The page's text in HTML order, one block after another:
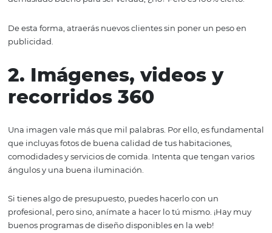
Google Maps ! ¿Cómo? Creando una cuenta en
determinada zona, tu hotel aparezca en los resultados.
demasiado bueno para ser verdad, ¿no? Pero es 100%
publicidad.